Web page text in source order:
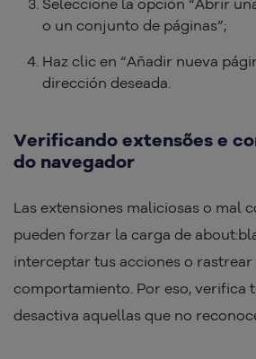
Seleccione la opción “Abrir
o un conjunto de páginas”;
Haz clic en “Añadir nueva
dirección deseada.
Verificando extensões e
do navegador
Las extensiones maliciosas o mal
pueden forzar la carga de
interceptar tus acciones o rastrear
comportamiento. Por eso, verifica
desactiva aquellas que no